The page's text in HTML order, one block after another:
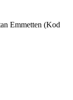
Emmetten (Kod